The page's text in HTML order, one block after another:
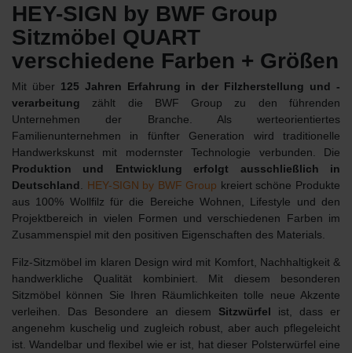
HEY-SIGN by BWF Group
Sitzmöbel QUART
verschiedene Farben + Größen
Mit über 125 Jahren Erfahrung in der Filzherstellung und -
verarbeitung zählt die BWF Group zu den führenden
Unternehmen der Branche. Als werteorientiertes
Familienunternehmen in fünfter Generation wird traditionelle
Handwerkskunst mit modernster Technologie verbunden. Die
Produktion und Entwicklung erfolgt ausschließlich in
Deutschland
HEY-SIGN by BWF Group kreiert schöne Produkte
aus 100% Wollfilz für die Bereiche Wohnen, Lifestyle und den
Projektbereich in vielen Formen und verschiedenen Farben im
Zusammenspiel mit den positiven Eigenschaften des Materials.
Filz-Sitzmöbel im klaren Design wird mit Komfort, Nachhaltigkeit &
handwerkliche Qualität kombiniert. Mit diesem besonderen
Sitzmöbel können Sie Ihren Räumlichkeiten tolle neue Akzente
verleihen. Das Besondere an diesem Sitzwürfel ist, dass er
angenehm kuschelig und zugleich robust, aber auch pflegeleicht
ist. Wandelbar und flexibel wie er ist, hat dieser Polsterwürfel eine